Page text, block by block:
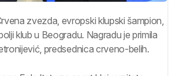
zvezda, evropski klupski šampion,
klub u Beogradu. Nagradu je primila
predsednica crveno-belih.